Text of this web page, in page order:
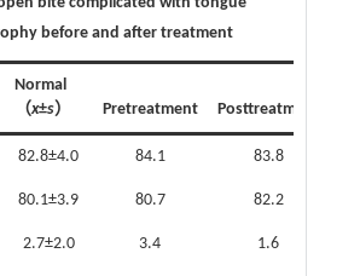
before and after treatment
Normal
（x±s） Pretreatment Posttreatment
82.8±4.0 84.1 83.8
80.1±3.9 80.7 82.2
2.7±2.0 3.4 1.6